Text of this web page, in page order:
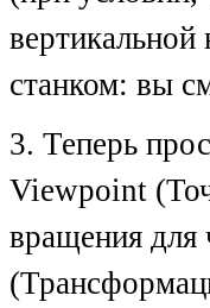
вертикальной
станком: вы
3. Теперь
Viewpoint
вращения для